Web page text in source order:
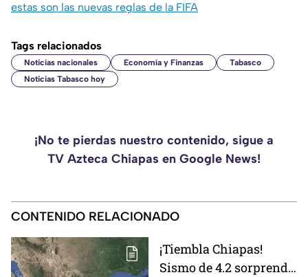
estas son las nuevas reglas de la FIFA
Tags relacionados
Noticias nacionales Economía y Finanzas
Tabasco
Noticias Tabasco hoy
¡No te pierdas nuestro contenido, sigue a
TV Azteca Chiapas en Google News!
CONTENIDO RELACIONADO
¡Tiembla Chiapas!
Sismo de 4.2 sorprende